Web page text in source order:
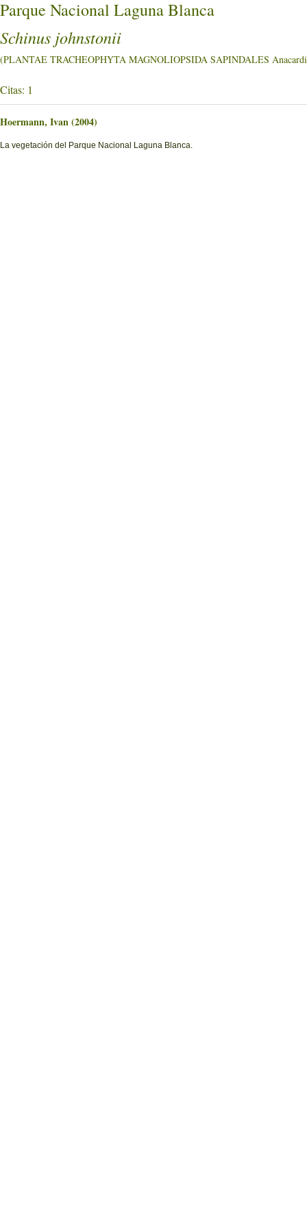
Parque Nacional Laguna Blanca
Schinus johnstonii
(PLANTAE TRACHEOPHYTA MAGNOLIOPSIDA SAPINDALES
Citas: 1
Hoermann, Ivan (2004)
La vegetación del Parque Nacional Laguna Blanca.